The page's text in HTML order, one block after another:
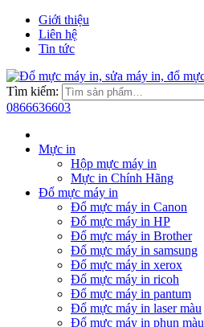
Giới thiệu
Liên hệ
Tin tức
Tìm kiếm:
0866636603
Mực in
Hộp mực máy in
Mực in Chính Hãng
Đổ mực máy in
Đổ mực máy in Canon
Đổ mực máy in HP
Đổ mực máy in Brother
Đổ mực máy in samsung
Đổ mực máy in xerox
Đổ mực máy in ricoh
Đổ mực máy in pantum
Đổ mực máy in laser màu
Đổ mực máy in phun màu